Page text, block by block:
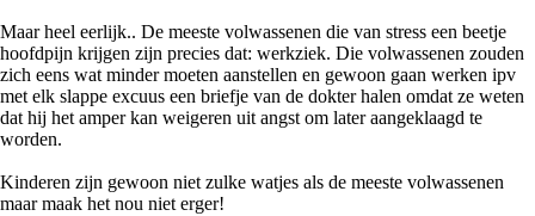
Maar heel eerlijk.. De meeste volwassenen die van stress een beetje
hoofdpijn krijgen zijn precies dat: werkziek. Die volwassenen zouden
zich eens wat minder moeten aanstellen en gewoon gaan werken ipv
met elk slappe excuus een briefje van de dokter halen omdat ze weten
dat hij het amper kan weigeren uit angst om later aangeklaagd te
worden.
Kinderen zijn gewoon niet zulke watjes als de meeste volwassenen
maar maak het nou niet erger!